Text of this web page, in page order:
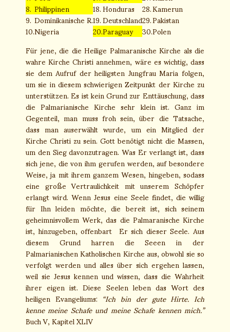
8.Philippinen 18.Honduras 28.Kamerun
9.Dominikanische R.19.Deutschland29.Pakistan
10.Nigeria 20.Paraguay 30.Polen
Für jene, die die Heilige Palmaranische Kirche als die
wahre Kirche Christi annehmen, wäre es wichtig, dass
sie dem Aufruf der heiligsten Jungfrau Maria folgen,
um sie in diesem schwierigen Zeitpunkt der Kirche zu
unterstützen. Es ist kein Grund zur Enttäuschung, dass
die Palmarianische Kirche sehr klein ist. Ganz im
Gegenteil, man muss froh sein, über die Tatsache,
dass man auserwählt wurde, um ein Mitglied der
Kirche Christi zu sein. Gott benötigt nicht die Massen,
um den Sieg davonzutragen. Was Er verlangt ist, dass
sich jene, die von ihm gerufen werden, auf besondere
Weise, ja mit ihrem ganzem Wesen, hingeben, sodass
eine große Vertraulichkeit mit unserem Schöpfer
erlangt wird. Wenn Jesus eine Seele findet, die willig
für Ihn leiden möchte, die bereit ist, sich seinem
geheimnisvollem Werk, das die Palmaranische Kirche
ist, hinzugeben, offenbart Er sich dieser Seele. Aus
diesem Grund harren die Seeen in der
Palmarianischen Katholischen Kirche aus, obwohl sie so
verfolgt werden und alles über sich ergehen lassen,
weil sie Jesus kennen und wissen, dass die Wahrheit
ihrer eigen ist. Diese Seelen leben das Wort des
heiligen Evangeliums: “Ich bin der gute Hirte. Ich
kenne meine Schafe und meine Schafe kennen mich.”
Buch V, Kapitel XLIV